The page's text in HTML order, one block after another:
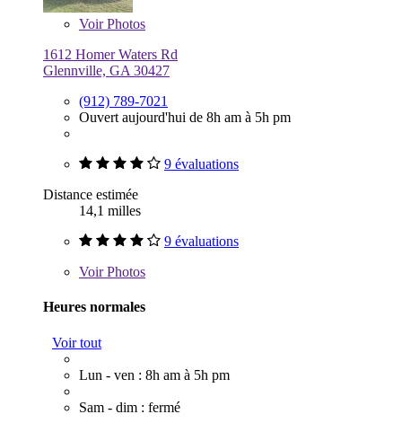
VoirPhotos
1612 Homer Waters Rd
Glennville, GA 30427
(912) 789-7021
Ouvert aujourd'hui de 8h am à 5h pm
9 évaluations
Distance estimée
14,1 milles
9 évaluations
VoirPhotos
Heures normales
Voir tout
Lun - ven : 8h am à 5h pm
Sam - dim : fermé